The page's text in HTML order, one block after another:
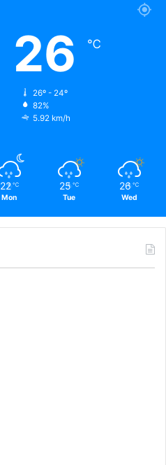
26 ℃
26º - 24º
82%
5.92 km/h
22 ℃
Mon
25 ℃
Tue
26 ℃
Wed